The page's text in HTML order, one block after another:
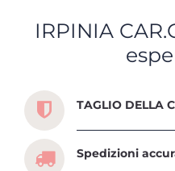
IRPINIA
Scopri tutti i servizi
TAGLIO DELLA
Spedizioni